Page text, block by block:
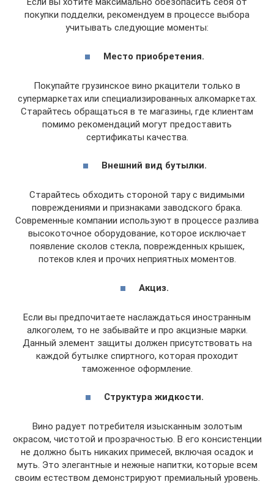
покупки подделки, рекомендуем в процессе выбора
учитывать следующие моменты:
Место приобретения.
Покупайте грузинское вино ркацители только в
супермаркетах или специализированных алкомаркетах.
Старайтесь обращаться в те магазины, где клиентам
помимо рекомендаций могут предоставить
сертификаты качества.
Внешний вид бутылки.
Старайтесь обходить стороной тару с видимыми
повреждениями и признаками заводского брака.
Современные компании используют в процессе разлива
высокоточное оборудование, которое исключает
появление сколов стекла, поврежденных крышек,
потеков клея и прочих неприятных моментов.
Акциз.
Если вы предпочитаете наслаждаться иностранным
алкоголем, то не забывайте и про акцизные марки.
Данный элемент защиты должен присутствовать на
каждой бутылке спиртного, которая проходит
таможенное оформление.
Структура жидкости.
Вино радует потребителя изысканным золотым
окрасом, чистотой и прозрачностью. В его консистенции
не должно быть никаких примесей, включая осадок и
муть. Это элегантные и нежные напитки, которые всем
своим естеством демонстрируют премиальный уровень.